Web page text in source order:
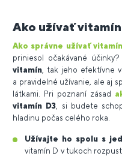
Ako užívať vitamín
Ako správne užívať
priniesol očakávané
vitamín , tak jeho efektívne
a pravidelné užívanie, ale aj
látkami. Pri poznaní zásad
vitamín D3 , si budete
hladinu počas celého roka.
Užívajte ho spolu s
vitamín D v tukoch